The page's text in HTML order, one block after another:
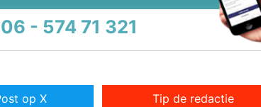
06 - 574 71 321
op X Tip de redactie